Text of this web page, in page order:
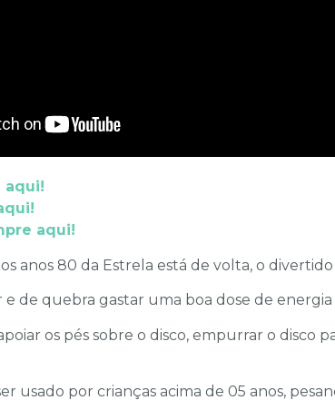
aqui!
aqui!
anos 80 da Estrela está de volta, o
e de quebra gastar uma boa dose de
os pés sobre o disco, empurrar o disco
usado por crianças acima de 05 anos,